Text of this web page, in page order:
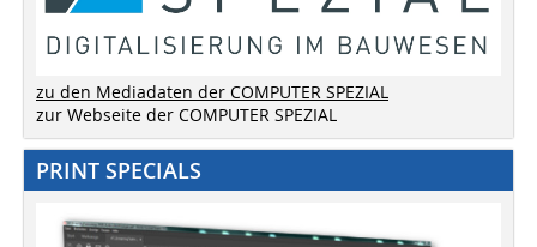
zu den Mediadaten der COMPUTER SPEZIAL
zur Webseite der COMPUTER SPEZIAL
PRINT SPECIALS